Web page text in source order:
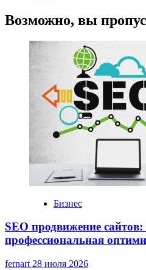
Возможно, вы
Бизнес
SEO продвижение сайтов:
профессиональная
fernart 28 июля 2026